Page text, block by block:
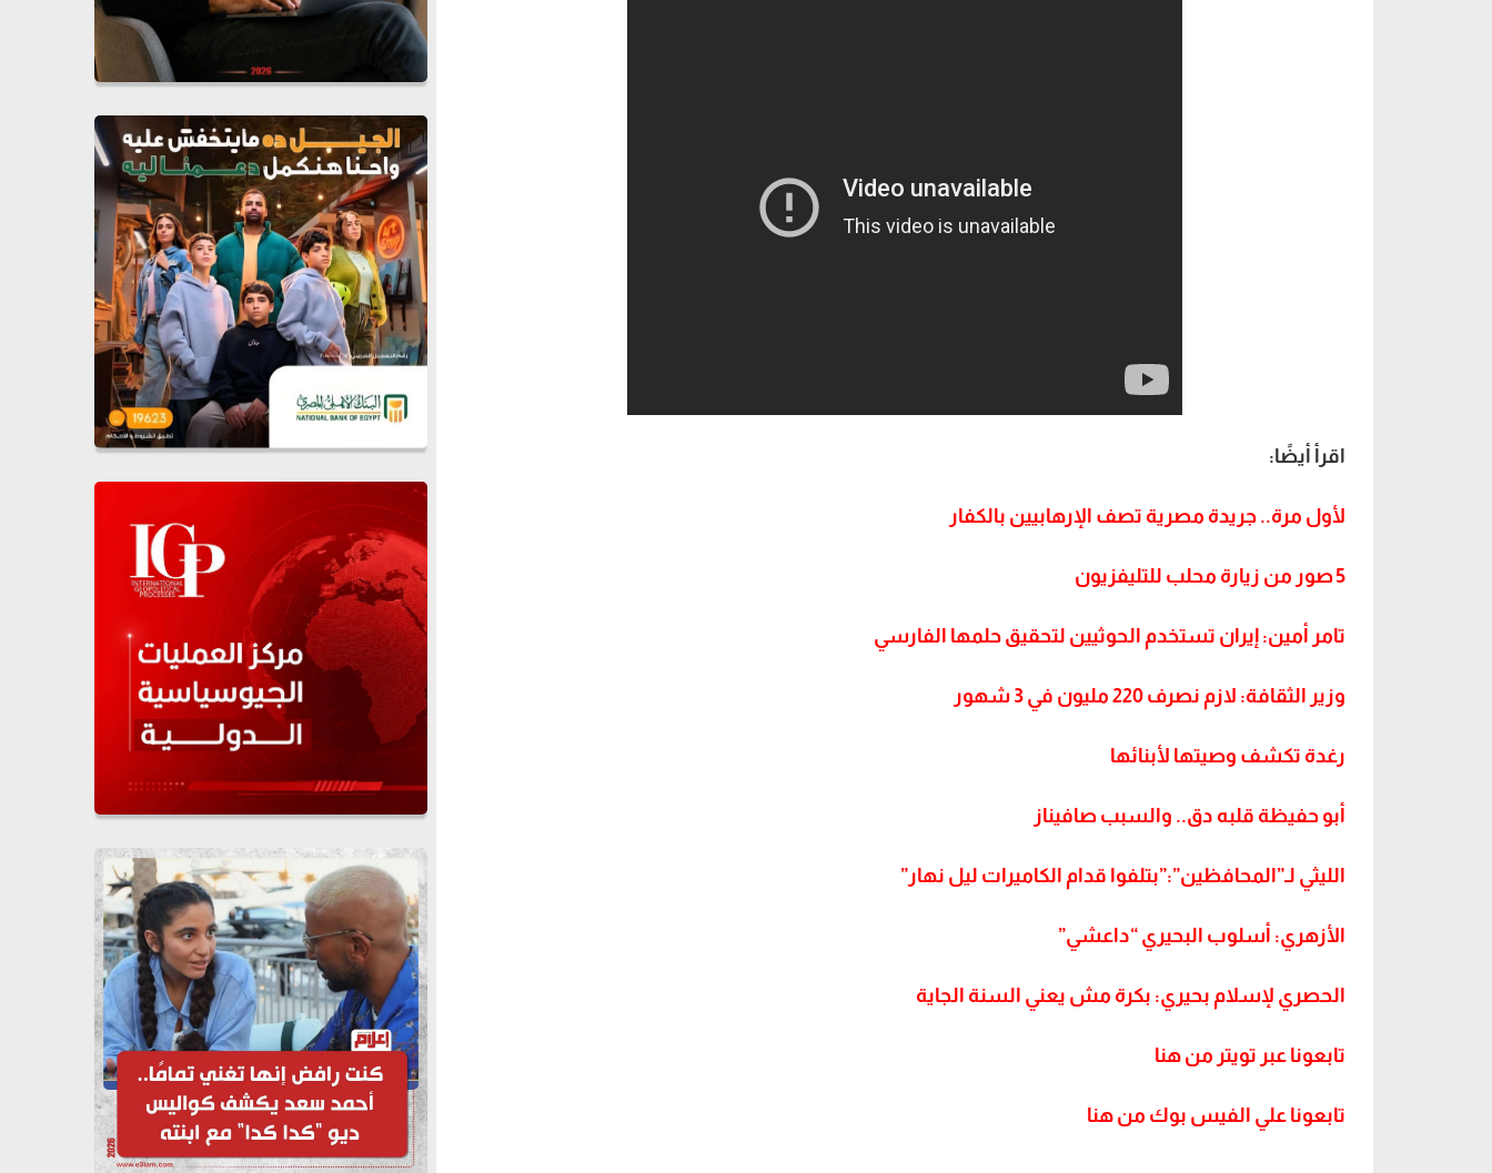
اقرأ أيضًا:
لأول مرة.. جريدة مصرية تصف الإرهابيين بالكفار
5 صور من زيارة محلب للتليفزيون
تامر أمين: إيران تستخدم الحوثيين لتحقيق حلمها الفارسي
وزير الثقافة: لازم نصرف 220 مليون في 3 شهور
رغدة تكشف وصيتها لأبنائها
أبو حفيظة قلبه دق.. والسبب صافيناز
الليثي لـ”المحافظين”:”بتلفوا قدام الكاميرات ليل نهار”
الأزهري: أسلوب البحيري “داعشي”
الحصري لإسلام بحيري: بكرة مش يعني السنة الجاية
تابعونا عبر تويتر من هنا
تابعونا علي الفيس بوك من هنا